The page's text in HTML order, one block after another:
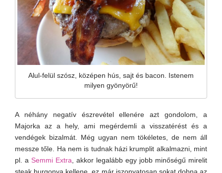
Alul-felül szósz, középen hús, sajt és bacon. Istenem
milyen gyönyörű!
A néhány negatív észrevétel ellenére azt gondolom, a
Majorka az a hely, ami megérdemli a visszatérést és a
vendégek bizalmát. Még ugyan nem tökéletes, de nem áll
messze tőle. Ha nem is tudnak házi krumplit alkalmazni, mint
pl. a Semmi Extra , akkor legalább egy jobb minőségű mirelit
steak burgonya kellene, ez már iszonyatosan sokat dobna az